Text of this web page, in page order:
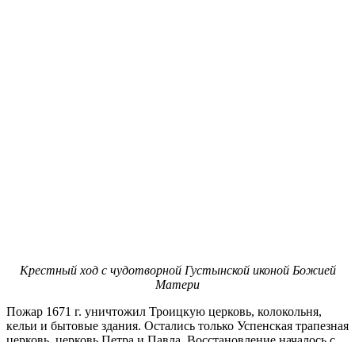
Крестный ход с чудотворной Густынской иконой Божией
Матери
Пожар 1671 г. уничтожил Троицкую церковь, колокольня,
кельи и бытовые здания. Остались только Успенская трапезная